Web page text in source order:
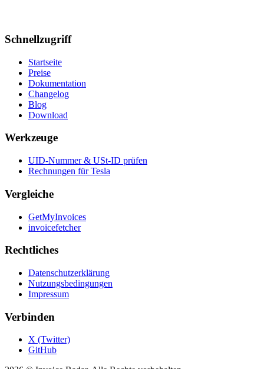
Schnellzugriff
Startseite
Preise
Dokumentation
Changelog
Blog
Download
Werkzeuge
UID-Nummer & USt-ID prüfen
Rechnungen für Tesla
Vergleiche
GetMyInvoices
invoicefetcher
Rechtliches
Datenschutzerklärung
Nutzungsbedingungen
Impressum
Verbinden
X (Twitter)
GitHub